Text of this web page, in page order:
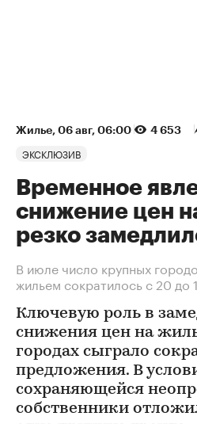
Жилье⁠, 06 авг, 06:00 4 653
ЭКСКЛЮЗИВ
Временное
снижение цен
резко
В июле число крупных
жильем сократилось с 20 до
Ключевую роль в
снижения цен на
городах сыграло
предложения. В
сохраняющейся
собственники